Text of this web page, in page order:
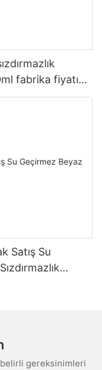
fabrika fiyatı
Satış Su
belirli gereksinimleri